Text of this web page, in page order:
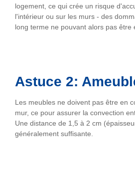
logement, ce qui crée un risque
l'intérieur ou sur les murs - des
long terme ne pouvant alors pas être
Astuce 2:
Les meubles ne doivent pas être en
mur, ce pour assurer la convection
Une distance de 1,5 à 2 cm
généralement suffisante.